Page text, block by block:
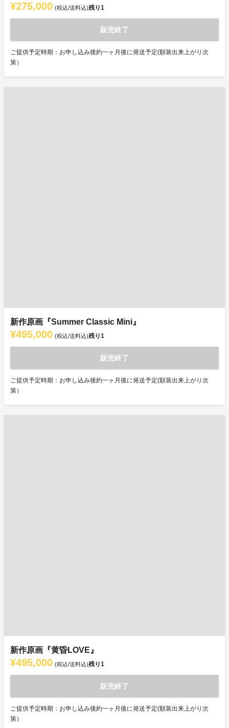
¥275,000 (税込/送料込)残り1
販売終了
ご提供予定時期：お申し込み後約一ヶ月後に発送予定(額装出来上がり次
第）
新作原画『Summer Classic Mini』
¥495,000 (税込/送料込)残り1
販売終了
ご提供予定時期：お申し込み後約一ヶ月後に発送予定(額装出来上がり次
第）
新作原画『黄昏LOVE』
¥495,000 (税込/送料込)残り1
販売終了
ご提供予定時期：お申し込み後約一ヶ月後に発送予定(額装出来上がり次
第）